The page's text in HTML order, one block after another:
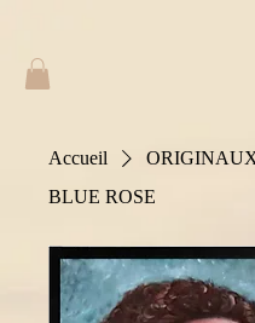
Accueil
BLUE ROSE